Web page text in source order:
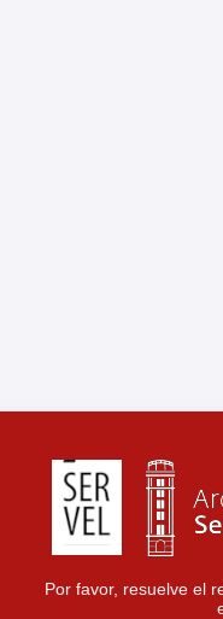
Por favor, resuelve el